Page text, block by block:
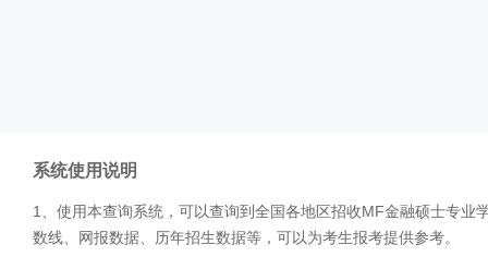
系统使用说明
1、使用本查询系统，可以查询到全国各地区招收MF金融硕士专
数线、网报数据、历年招生数据等，可以为考生报考提供参考。